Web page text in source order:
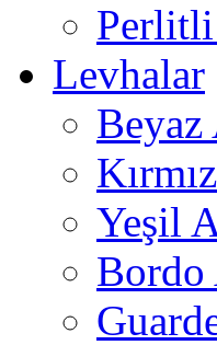
Perlitli
Levhalar
Beyaz
Yeşil
Bordo